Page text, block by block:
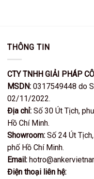
THÔNG TIN
CTY TNHH GIẢI PHÁP
MSDN: 0317549448 do
02/11/2022.
Địa chỉ: Số 30 Út Tịch,
Hồ Chí Minh.
Showroom: Số 24 Út
phố Hồ Chí Minh.
Email:
Điện thoại liên hệ: